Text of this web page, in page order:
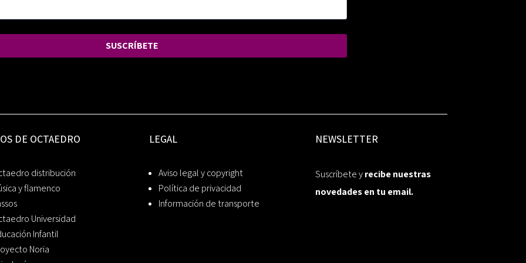
SUSCRÍBETE
DE OCTAEDRO
distribución
y flamenco
Universidad
Infantil
Noria
LEGAL
Aviso legal y copyright
Política de privacidad
Información de transporte
NEWSLETTER
Suscríbete yrecibe nuestras
novedades en tu email.